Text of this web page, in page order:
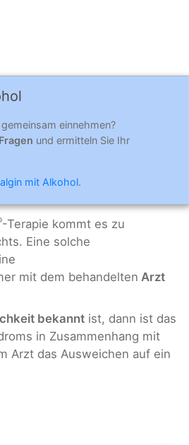
einnehmen?
und ermitteln Sie Ihr
mit Alkohol.
-Terapie kommt es zu
Eine solche
mit dem behandelten Arzt
bekannt ist, dann ist das
in Zusammenhang mit
Arzt das Ausweichen auf ein